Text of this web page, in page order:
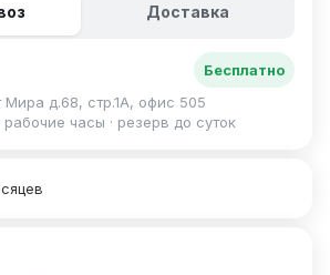
Доставка
Бесплатно
д.68, стр.1А, офис 505
часы · резерв до суток